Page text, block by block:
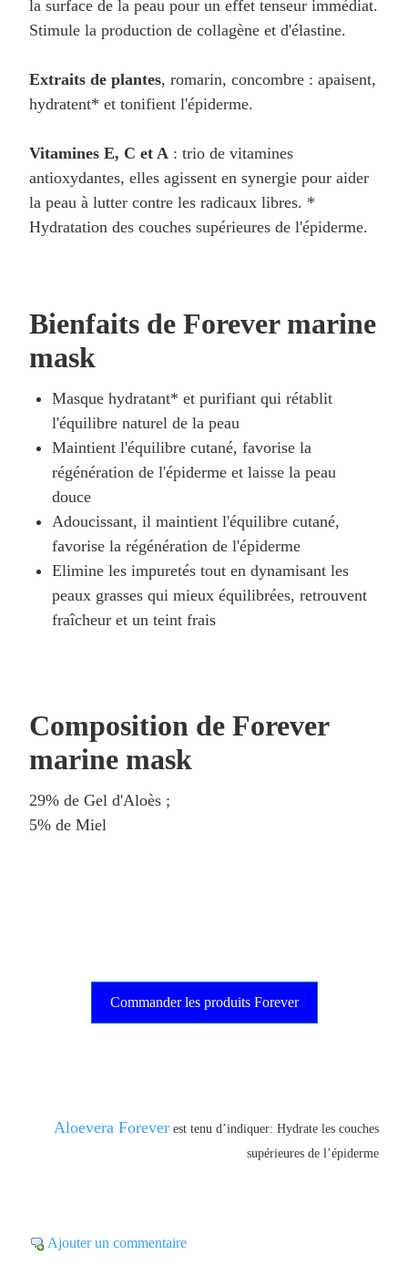
la surface de la peau pour un effet tenseur immédiat.
Stimule la production de collagène et d'élastine.
Extraits de plantes, romarin, concombre : apaisent,
hydratent* et tonifient l'épiderme.
Vitamines E, C et A : trio de vitamines
antioxydantes, elles agissent en synergie pour aider
la peau à lutter contre les radicaux libres. *
Hydratation des couches supérieures de l'épiderme.
Bienfaits de Forever marine
mask
Masque hydratant* et purifiant qui rétablit
l'équilibre naturel de la peau
Maintient l'équilibre cutané, favorise la
régénération de l'épiderme et laisse la peau
douce
Adoucissant, il maintient l'équilibre cutané,
favorise la régénération de l'épiderme
Elimine les impuretés tout en dynamisant les
peaux grasses qui mieux équilibrées, retrouvent
fraîcheur et un teint frais
Composition de Forever
marine mask
29% de Gel d'Aloès ;
5% de Miel
Commander les produits Forever
Aloevera Forever est tenu d’indiquer: Hydrate les couches
supérieures de l’épiderme
Ajouter un commentaire